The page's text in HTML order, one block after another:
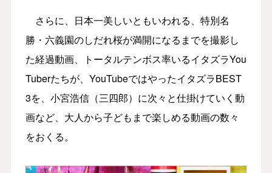
さらに、日本一美しいともいわれる、特別名
勝・六義園のしだれ桜が満開になるまでを撮影し
た経過動画、トータルテンボス率いるイタズラYou
Tuberたちが、YouTubeではやったイタズラBEST
3を、小宮浩信（三四郎）に次々と仕掛けていく動
画など、大人から子どもまで楽しめる動画の数々
をおくる。